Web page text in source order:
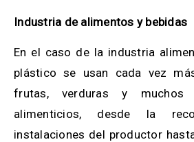
Industria de alimentos y bebidas
En el caso de la industria
plástico se usan cada vez
frutas, verduras y muchos
alimenticios, desde la
instalaciones del productor